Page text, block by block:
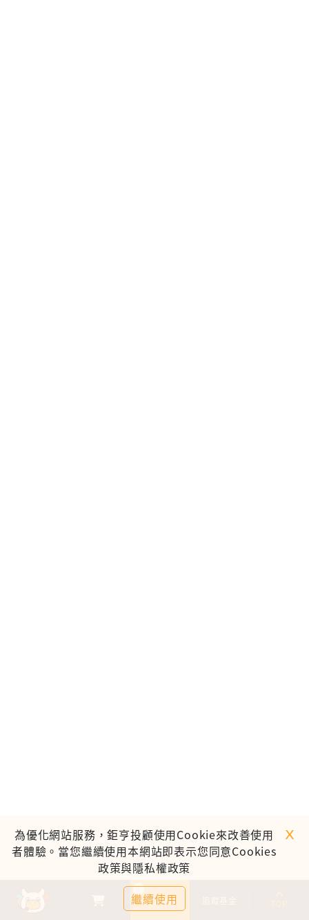
基金比較
0
為優化網站服務，鉅亨投顧使用Cookie來改善使用
者體驗。當您繼續使用本網站即表示您同意Cookies
政策與隱私權政策
繼續使用
ｘ